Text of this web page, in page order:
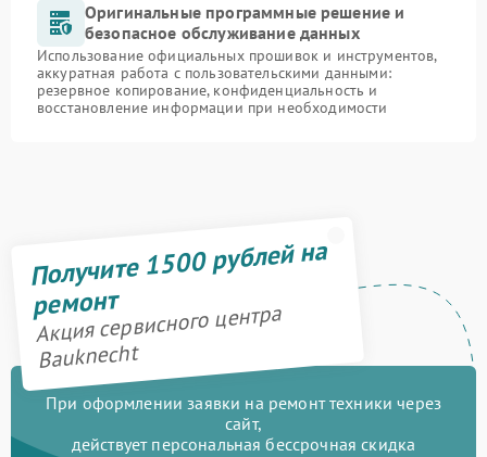
Оригинальные программные решение и
безопасное обслуживание данных
Использование официальных прошивок и инструментов,
аккуратная работа с пользовательскими данными:
резервное копирование, конфиденциальность и
восстановление информации при необходимости
Получите 1500 рублей на
ремонт
Акция сервисного центра
Bauknecht
При оформлении заявки на ремонт техники через
сайт,
действует персональная бессрочная скидка